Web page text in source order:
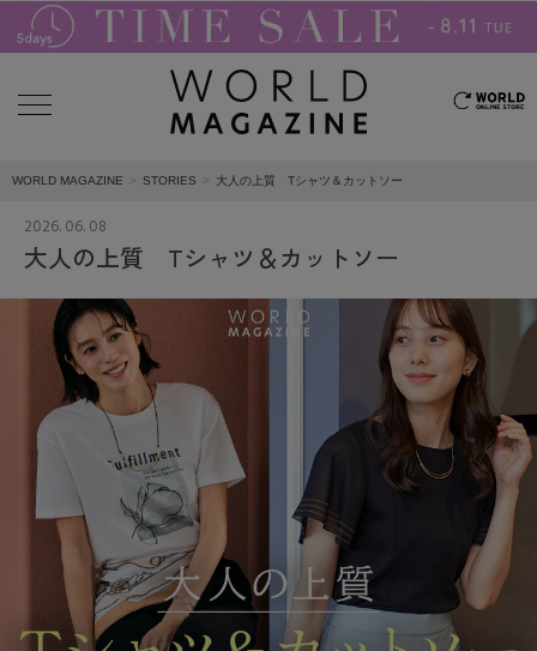
WORLD MAGAZINE STORIES 大人の上質 Tシャツ＆カットソー
2026. 06. 08
大人の上質 Tシャツ＆カットソー